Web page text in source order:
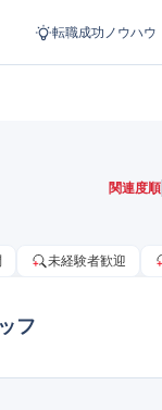
転職成功ノウハウ
関連度順
未経験者歓迎
フ